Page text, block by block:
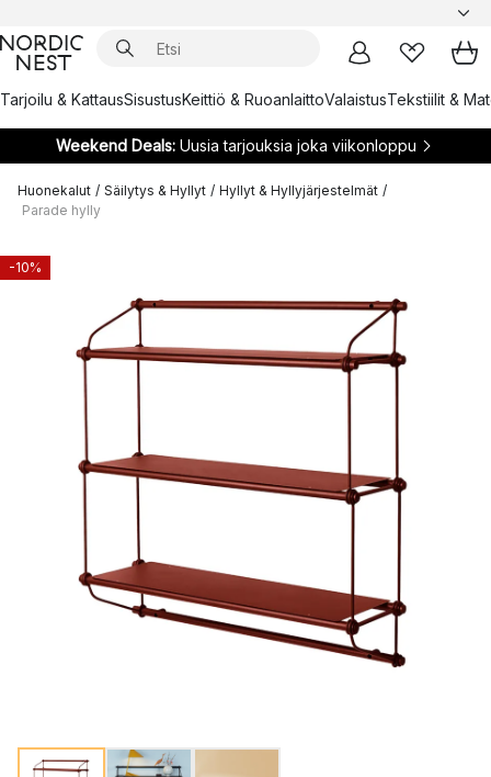
Tarjoilu & KattausSisustusKeittiö & RuoanlaittoValaistusTekstiilit &
Weekend Deals:Uusia tarjouksia joka viikonloppu
Huonekalut / Säilytys & Hyllyt / Hyllyt & Hyllyjärjestelmät /
Parade hylly
-10%